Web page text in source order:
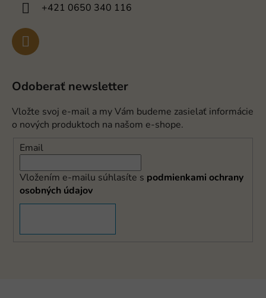
+421 0650 340 116
Odoberať newsletter
Vložte svoj e-mail a my Vám budeme zasielať informácie
o nových produktoch na našom e-shope.
Email
Vložením e-mailu súhlasíte s podmienkami ochrany
osobných údajov